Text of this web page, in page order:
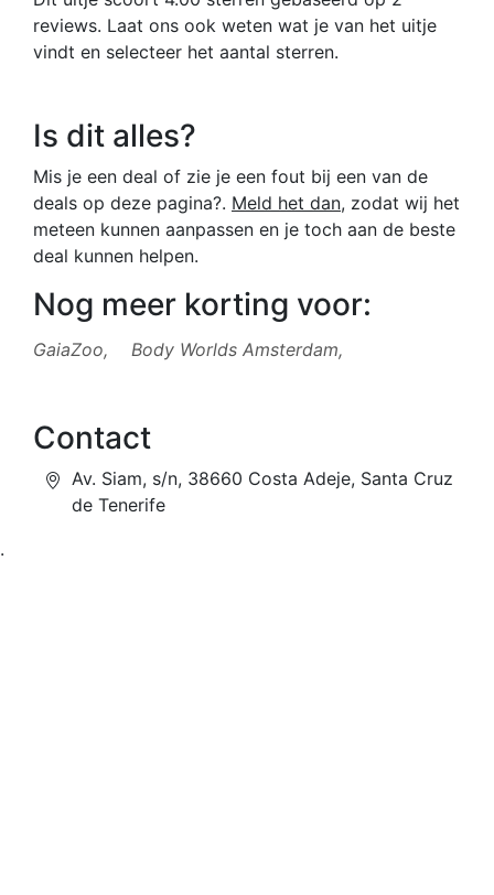
reviews. Laat ons ook weten wat je van het uitje
vindt en selecteer het aantal sterren.
Is dit alles?
Mis je een deal of zie je een fout bij een van de
deals op deze pagina?. Meld het dan, zodat wij het
meteen kunnen aanpassen en je toch aan de beste
deal kunnen helpen.
Nog meer korting voor:
GaiaZoo, Body Worlds Amsterdam,
Contact
Av. Siam, s/n, 38660 Costa Adeje, Santa Cruz
de Tenerife
.